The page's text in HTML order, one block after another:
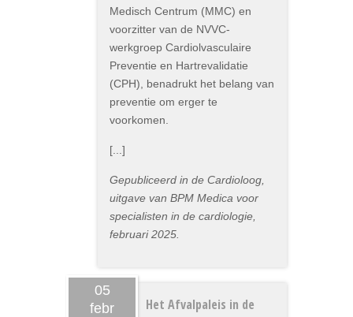
Medisch Centrum (MMC) en
voorzitter van de NVVC-
werkgroep Cardiolvasculaire
Preventie en Hartrevalidatie
(CPH), benadrukt het belang van
preventie om erger te
voorkomen.
[...]
Gepubliceerd in de Cardioloog,
uitgave van BPM Medica voor
specialisten in de cardiologie,
februari 2025.
05
febr
Het Afvalpaleis in de